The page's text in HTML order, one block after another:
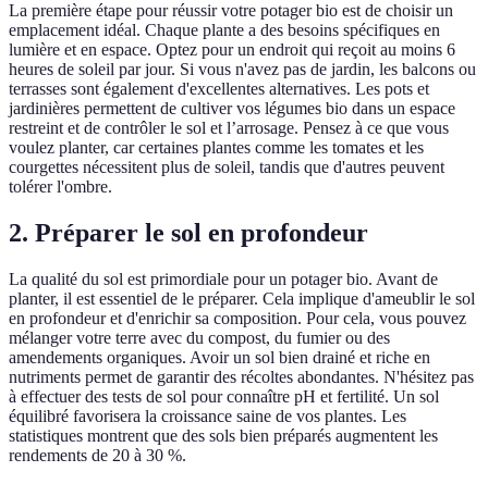
La première étape pour réussir votre potager bio est de choisir un
emplacement idéal. Chaque plante a des besoins spécifiques en
lumière et en espace. Optez pour un endroit qui reçoit au moins 6
heures de soleil par jour. Si vous n'avez pas de jardin, les balcons ou
terrasses sont également d'excellentes alternatives. Les pots et
jardinières permettent de cultiver vos légumes bio dans un espace
restreint et de contrôler le sol et l’arrosage. Pensez à ce que vous
voulez planter, car certaines plantes comme les tomates et les
courgettes nécessitent plus de soleil, tandis que d'autres peuvent
tolérer l'ombre.
2. Préparer le sol en profondeur
La qualité du sol est primordiale pour un potager bio. Avant de
planter, il est essentiel de le préparer. Cela implique d'ameublir le sol
en profondeur et d'enrichir sa composition. Pour cela, vous pouvez
mélanger votre terre avec du compost, du fumier ou des
amendements organiques. Avoir un sol bien drainé et riche en
nutriments permet de garantir des récoltes abondantes. N'hésitez pas
à effectuer des tests de sol pour connaître pH et fertilité. Un sol
équilibré favorisera la croissance saine de vos plantes. Les
statistiques montrent que des sols bien préparés augmentent les
rendements de 20 à 30 %.